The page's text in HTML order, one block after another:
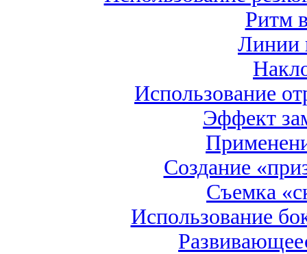
Ритм
Линии
Использование
Эффект
Создание
Съемка
Использование